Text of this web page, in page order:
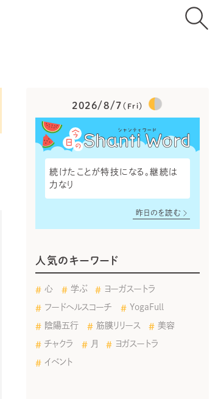
2026/8/7 （Fri）
続けたことが特技になる。継続は
力なり
昨日のを読む
人気のキーワード
心 学ぶ ヨーガスートラ
フードヘルスコーチ YogaFull
陰陽五行 筋膜リリース 美容
チャクラ 月 ヨガスートラ
イベント